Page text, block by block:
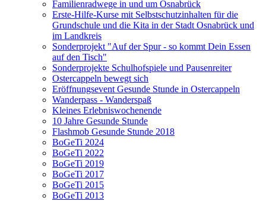
Familienradwege in und um Osnabrück
Erste-Hilfe-Kurse mit Selbstschutzinhalten für die
Grundschule und die Kita in der Stadt Osnabrück und
im Landkreis
Sonderprojekt "Auf der Spur - so kommt Dein Essen
auf den Tisch"
Sonderprojekte Schulhofspiele und Pausenreiter
Ostercappeln bewegt sich
Eröffnungsevent Gesunde Stunde in Ostercappeln
Wanderpass - Wanderspaß
Kleines Erlebniswochenende
10 Jahre Gesunde Stunde
Flashmob Gesunde Stunde 2018
BoGeTi 2024
BoGeTi 2022
BoGeTi 2019
BoGeTi 2017
BoGeTi 2015
BoGeTi 2013